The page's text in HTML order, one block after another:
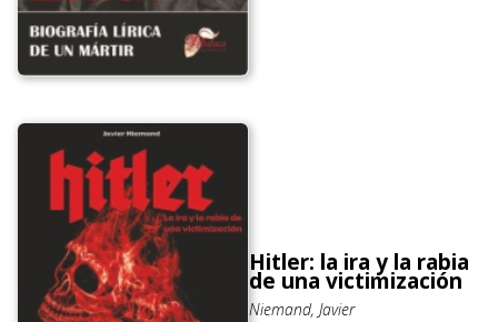
Hitler: la ira y la rabia
de una victimización
Niemand, Javier